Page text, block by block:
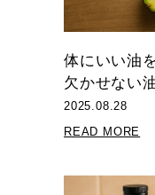
体にいい油
欠かせない
2025.08.28
READ MORE